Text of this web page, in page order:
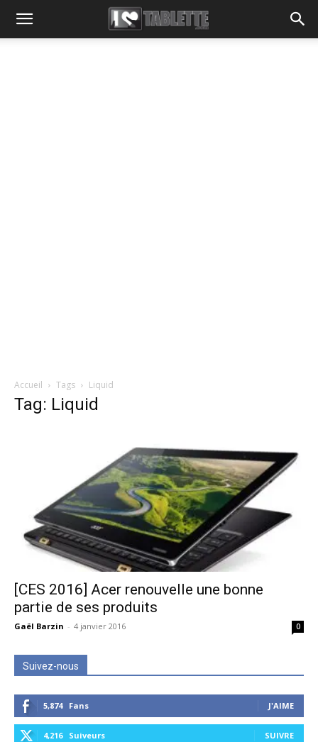
Accueil Tags Liquid
Tag: Liquid
[CES 2016] Acer renouvelle une bonne
partie de ses produits
Gaël Barzin - 4 janvier 2016 0
Suivez-nous
5,874 Fans J'AIME
4,216 Suiveurs SUIVRE